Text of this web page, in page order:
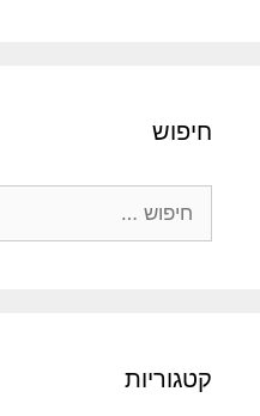
חיפוש
קטגוריות